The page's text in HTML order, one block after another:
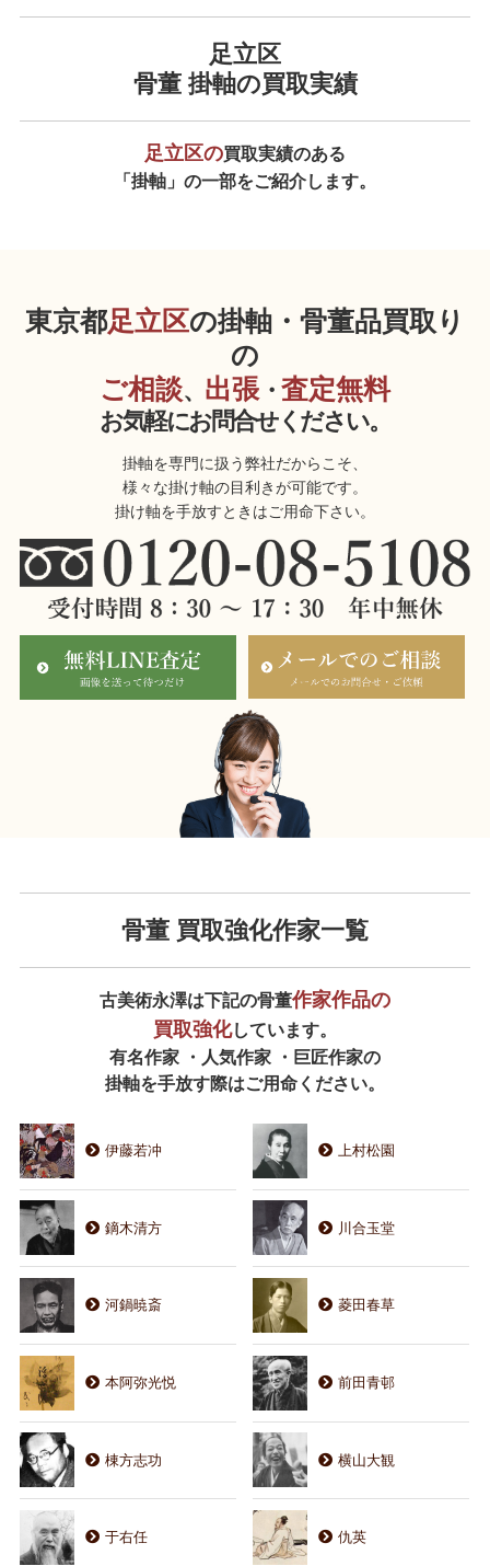
足立区
骨董 掛軸の買取実績
足立区の買取実績のある
「掛軸」の一部をご紹介します。
東京都足立区の掛軸・骨董品買取り
の
ご相談、 出張・ 査定無料
お気軽にお問合せください。
掛軸を専門に扱う弊社だからこそ、
様々な掛け軸の目利きが可能です。
掛け軸を手放すときはご用命下さい。
骨董 買取強化作家一覧
古美術永澤は下記の骨董作家作品の
買取強化しています。
有名作家 ・人気作家 ・巨匠作家の
掛軸を手放す際はご用命ください。
伊藤若冲 上村松園
鏑木清方 川合玉堂
河鍋暁斎 菱田春草
本阿弥光悦 前田青邨
棟方志功 横山大観
于右任 仇英